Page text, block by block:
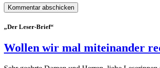
„Der Leser-Brief“
Wollen wir mal miteinander